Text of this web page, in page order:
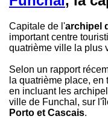
Capitale de l'archipel
important centre
quatrième ville la plus
Selon un rapport
la quatrième place,
en incluant les
ville de Funchal, sur
Porto et Cascais.